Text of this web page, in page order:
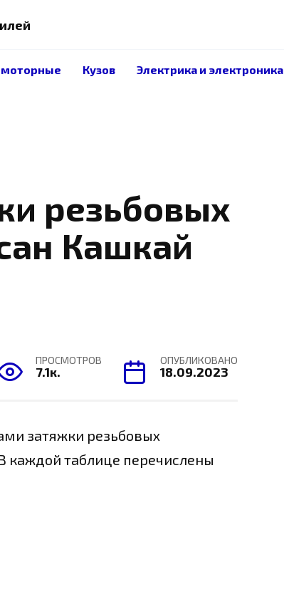
Кузов Электрика и электроника
резьбовых
Кашкай
ПРОСМОТРОВ
7.1к.
ОПУБЛИКОВАНО
18.09.2023
затяжки резьбовых
каждой таблице перечислены